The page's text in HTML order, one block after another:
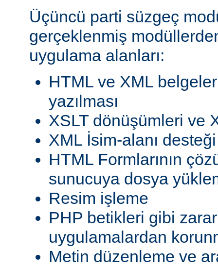
Üçüncü parti süzgeç
gerçeklenmiş
uygulama alanları:
HTML ve XML
yazılması
XSLT dönüşümleri ve
XML İsim-alanı desteği
HTML Formlarının
sunucuya dosya
Resim işleme
PHP betikleri gibi
uygulamalardan
Metin düzenleme ve